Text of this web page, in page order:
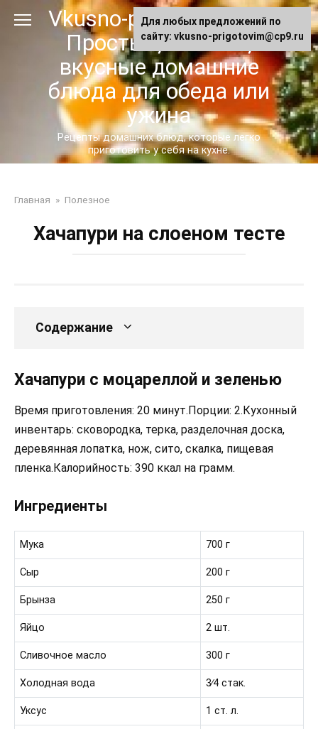
Vkusno-prigotovim.ru -
Простые, сытные,
вкусные домашние
блюда для обеда или
ужина
Рецепты домашних блюд, которые легко
приготовить у себя на кухне.
Главная » Полезное
Хачапури на слоеном тесте
Содержание
Хачапури с моцареллой и зеленью
Время приготовления: 20 минут.Порции: 2.Кухонный
инвентарь: сковородка, терка, разделочная доска,
деревянная лопатка, нож, сито, скалка, пищевая
пленка.Калорийность: 390 ккал на грамм.
Ингредиенты
Мука 700 г
Сыр 200 г
Брынза 250 г
Яйцо 2 шт.
Сливочное масло 300 г
Холодная вода 3∕4 стак.
Уксус 1 ст. л.
Для любых предложений по
сайту: vkusno-prigotovim@cp9.ru